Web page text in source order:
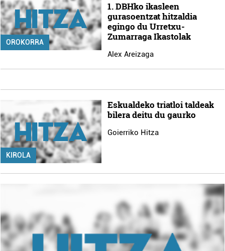
OROKORRA
1. DBHko ikasleen
gurasoentzat hitzaldia
egingo du Urretxu-
Zumarraga Ikastolak
Alex Areizaga
KIROLA
Eskualdeko triatloi taldeak
bilera deitu du gaurko
Goierriko Hitza